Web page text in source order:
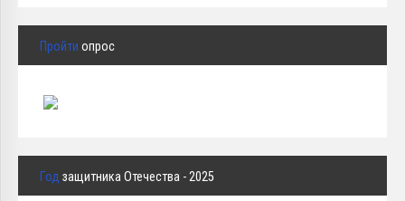
Пройти опрос
Год защитника Отечества - 2025